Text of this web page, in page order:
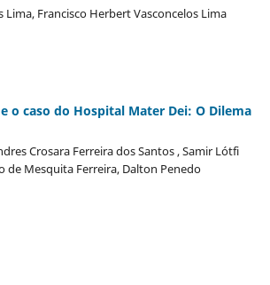
Lima, Francisco Herbert Vasconcelos Lima
o caso do Hospital Mater Dei: O Dilema
Crosara Ferreira dos Santos , Samir Lótfi
de Mesquita Ferreira, Dalton Penedo